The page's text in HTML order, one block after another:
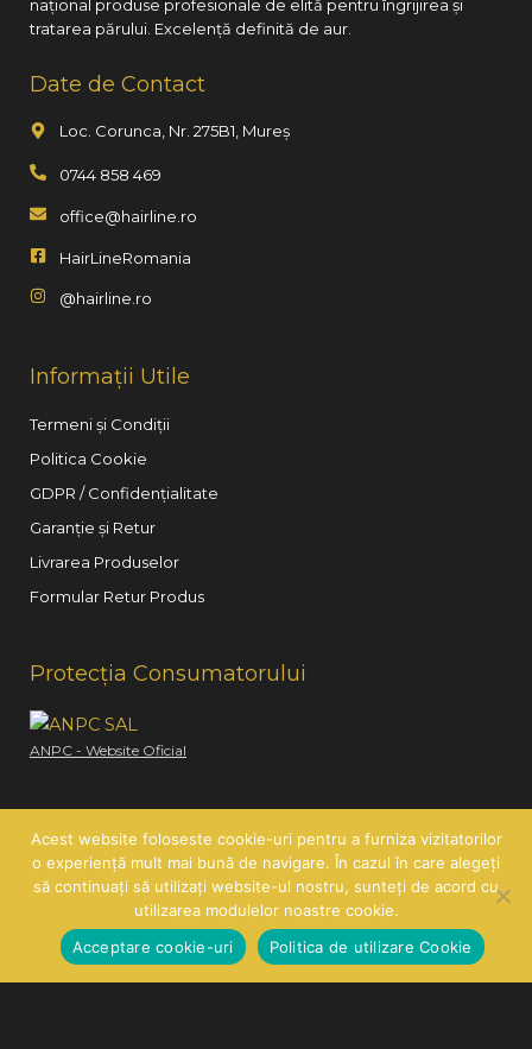
național produse profesionale de elită pentru îngrijirea și
tratarea părului. Excelență definită de aur.
Date de Contact
Loc. Corunca, Nr. 275B1, Mureș
0744 858 469
office@hairline.ro
HairLineRomania
@hairline.ro
Informații Utile
Termeni și Condiții
Politica Cookie
GDPR / Confidențialitate
Garanție și Retur
Livrarea Produselor
Formular Retur Produs
Protecția Consumatorului
ANPC - Website Oficial
Copyright © 2026Hair Line| SC HAIR LINE SRL | CUI:
RO21260585 | J26/419/2007
Acest website foloseste cookie-uri pentru a furniza vizitatorilor
o experiență mult mai bună de navigare. În cazul în care alegeți
să continuați să utilizați website-ul nostru, sunteți de acord cu
utilizarea modulelor noastre cookie.
Acceptare cookie-uri
Politica de utilizare Cookie